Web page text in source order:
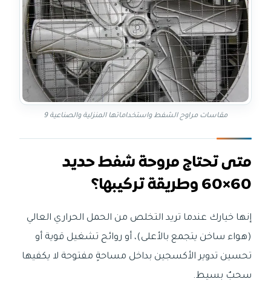
مقاسات مراوح الشفط واستخداماتها المنزلية والصناعية 9
متى تحتاج مروحة شفط حديد
60×60 وطريقة تركيبها؟
إنها خيارك عندما تريد التخلص من الحمل الحراري العالي
(هواء ساخن يتجمع بالأعلى)، أو روائح تشغيل قوية أو
تحسين تدوير الأكسجين بداخل مساحةٍ مفتوحة لا يكفيها
سحبٌ بسيط.